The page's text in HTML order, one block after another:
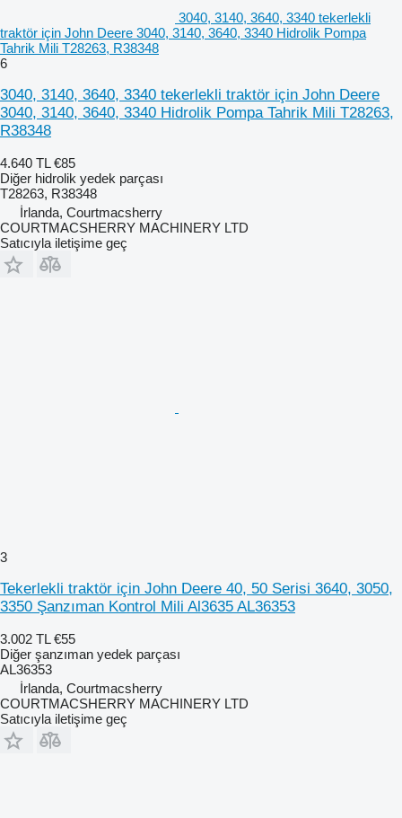
3040, 3140, 3640, 3340 tekerlekli
traktör için John Deere 3040, 3140, 3640, 3340 Hidrolik Pompa
Tahrik Mili T28263, R38348
6
3040, 3140, 3640, 3340 tekerlekli traktör için John Deere
3040, 3140, 3640, 3340 Hidrolik Pompa Tahrik Mili T28263,
R38348
4.640 TL €85
Diğer hidrolik yedek parçası
T28263, R38348
İrlanda, Courtmacsherry
COURTMACSHERRY MACHINERY LTD
Satıcıyla iletişime geç
3
Tekerlekli traktör için John Deere 40, 50 Serisi 3640, 3050,
3350 Şanzıman Kontrol Mili Al3635 AL36353
3.002 TL €55
Diğer şanzıman yedek parçası
AL36353
İrlanda, Courtmacsherry
COURTMACSHERRY MACHINERY LTD
Satıcıyla iletişime geç